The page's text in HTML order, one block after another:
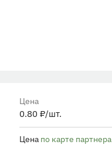
Цена
0.80 ₽/шт.
Цена по карте партнера